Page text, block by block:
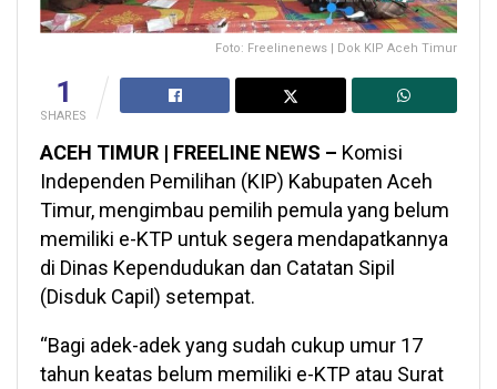
Foto: Freelinenews | Dok KIP Aceh Timur
1
SHARES
ACEH TIMUR | FREELINE NEWS – Komisi
Independen Pemilihan (KIP) Kabupaten Aceh
Timur, mengimbau pemilih pemula yang belum
memiliki e-KTP untuk segera mendapatkannya
di Dinas Kependudukan dan Catatan Sipil
(Disduk Capil) setempat.
“Bagi adek-adek yang sudah cukup umur 17
tahun keatas belum memiliki e-KTP atau Surat